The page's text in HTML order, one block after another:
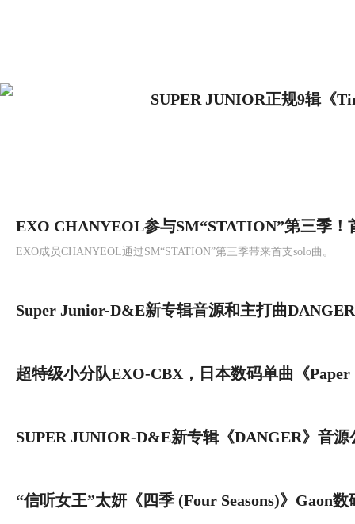
SUPER JUNIOR正规9辑《
EXO CHANYEOL参与SM“STATION”第三季！
曲《春夏秋冬(SSFW)》4月25号17点公开！
EXO成员CHANYEOL通过SM“STATION”第三季带来首支solo曲。
Super Junior-D&E新专辑音源和主打曲
超特级小分队EXO-CBX，日本数码单曲《Paper
SUPER JUNIOR-D&E新专辑《DANGER》音源
“信听女王”太妍《四季 (Four Seasons)》Gaon数